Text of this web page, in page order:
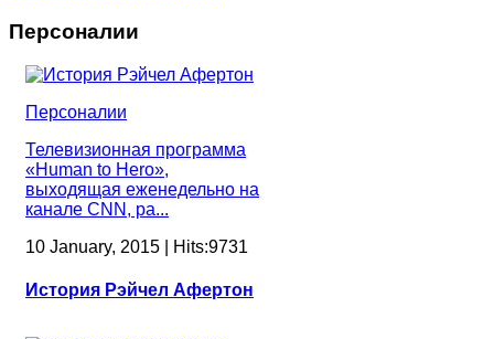
Персоналии
Персоналии
Телевизионная программа
«Human to Hero»,
выходящая еженедельно на
канале CNN, ра...
10 January, 2015 | Hits:9731
История Рэйчел Афертон